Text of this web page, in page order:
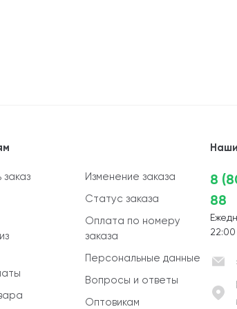
заказ
Изменение заказа
Статус заказа
Оплата по номеру
заказа
Персональные данные
Вопросы и ответы
Оптовикам
8
88
22:00